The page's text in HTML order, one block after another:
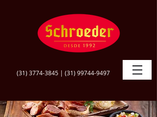
(31) 3774-3845| (31) 99744-9497